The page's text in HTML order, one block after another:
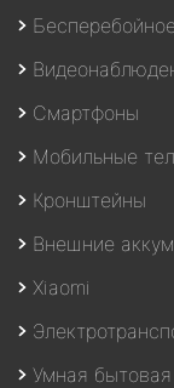
Смартфоны
Мобильные
Кронштейны
Внешние
Xiaomi
Умная бытовая